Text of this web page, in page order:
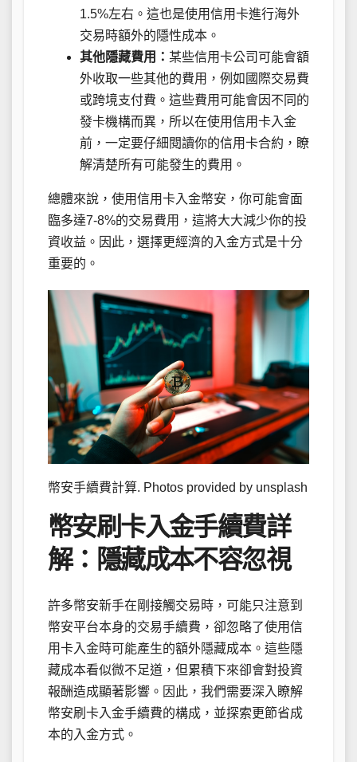
1.5%左右。這也是使用信用卡進行海外
交易時額外的隱性成本。
其他隱藏費用： 某些信用卡公司可能會額
外收取一些其他的費用，例如國際交易費
或跨境支付費。這些費用可能會因不同的
發卡機構而異，所以在使用信用卡入金
前，一定要仔細閱讀你的信用卡合約，瞭
解清楚所有可能發生的費用。
總體來說，使用信用卡入金幣安，你可能會面
臨多達7-8%的交易費用，這將大大減少你的投
資收益。因此，選擇更經濟的入金方式是十分
重要的。
幣安手續費計算. Photos provided by unsplash
幣安刷卡入金手續費詳
解：隱藏成本不容忽視
許多幣安新手在剛接觸交易時，可能只注意到
幣安平台本身的交易手續費，卻忽略了使用信
用卡入金時可能產生的額外隱藏成本。這些隱
藏成本看似微不足道，但累積下來卻會對投資
報酬造成顯著影響。因此，我們需要深入瞭解
幣安刷卡入金手續費的構成，並探索更節省成
本的入金方式。